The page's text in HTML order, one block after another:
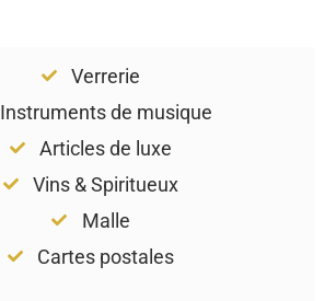
Verrerie
Instruments de musique
Articles de luxe
Vins & Spiritueux
Malle
Cartes postales